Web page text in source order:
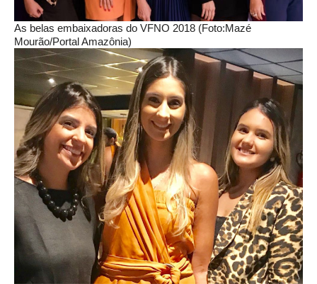
As belas embaixadoras do VFNO 2018 (Foto:Mazé
Mourão/Portal Amazônia)